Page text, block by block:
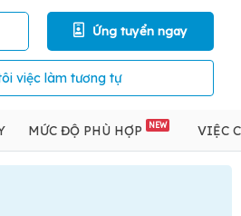
Ứng tuyển ngay
việc làm tương tự
MỨC ĐỘ PHÙ HỢP NEW VIỆC